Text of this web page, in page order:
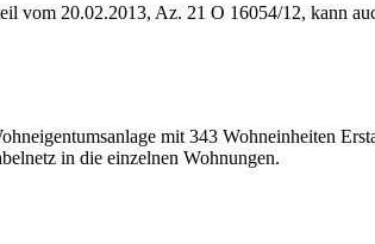
vom 20.02.2013, Az. 21 O 16054/12, kann
mit 343 Wohneinheiten
in die einzelnen Wohnungen.